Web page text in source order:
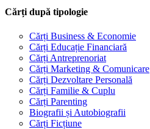
Cărți după tipologie
Cărți Business & Economie
Cărți Educație Financiară
Cărți Antreprenoriat
Cărți Marketing & Comunicare
Cărți Dezvoltare Personală
Cărți Familie & Cuplu
Cărți Parenting
Biografii și Autobiografii
Cărți Ficțiune